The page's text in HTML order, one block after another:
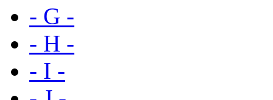
- G -
- H -
- I -